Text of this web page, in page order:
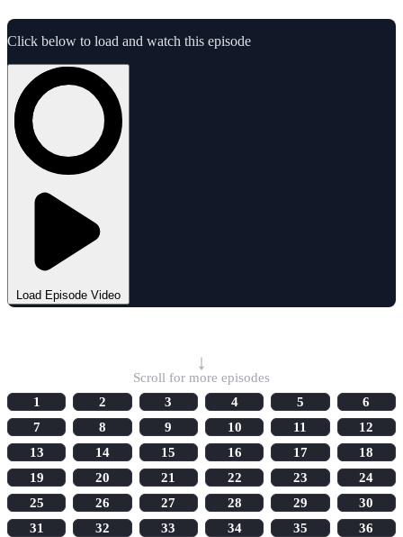
Click below to load and watch this episode
Load Episode Video
↓
Scroll for more episodes
1
2 3 4 5
6
7
8 9 10 11
12
13
14 15 16 17
18
19
20 21 22 23
24
25
26 27 28 29
30
31
32 33 34 35
36